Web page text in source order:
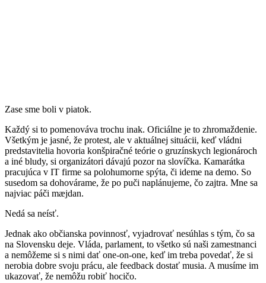
Zase sme boli v piatok.
Každý si to pomenováva trochu inak. Oficiálne je to zhromaždenie.
Všetkým je jasné, že protest, ale v aktuálnej situácii, keď vládni
predstavitelia hovoria konšpiračné teórie o gruzínskych legionároch
a iné bludy, si organizátori dávajú pozor na slovíčka. Kamarátka
pracujúca v IT firme sa polohumorne spýta, či ideme na demo. So
susedom sa dohovárame, že po puči naplánujeme, čo zajtra. Mne sa
najviac páči mæjdan.
Nedá sa neísť.
Jednak ako občianska povinnosť, vyjadrovať nesúhlas s tým, čo sa
na Slovensku deje. Vláda, parlament, to všetko sú naši zamestnanci
a nemôžeme si s nimi dať one-on-one, keď im treba povedať, že si
nerobia dobre svoju prácu, ale feedback dostať musia. A musíme im
ukazovať, že nemôžu robiť hocičo.